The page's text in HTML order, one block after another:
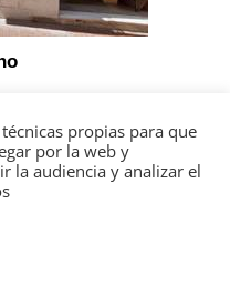
Madrid
propias para que
por la web y
la audiencia y analizar el